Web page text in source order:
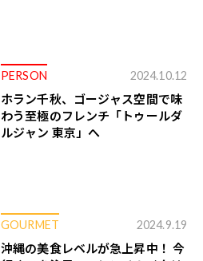
PERSON 2024.10.12
ホラン千秋、ゴージャス空間で味
わう至極のフレンチ「トゥールダ
ルジャン 東京」へ
GOURMET 2024.9.19
沖縄の美食レベルが急上昇中！ 今